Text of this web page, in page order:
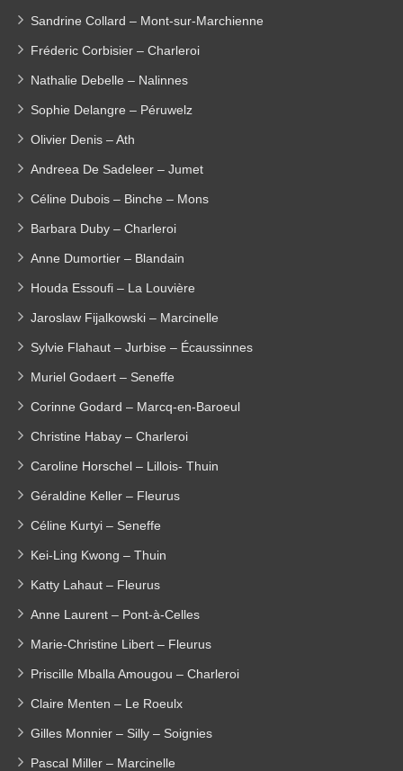
Sandrine Collard – Mont-sur-Marchienne
Fréderic Corbisier – Charleroi
Nathalie Debelle – Nalinnes
Sophie Delangre – Péruwelz
Olivier Denis – Ath
Andreea De Sadeleer – Jumet
Céline Dubois – Binche – Mons
Barbara Duby – Charleroi
Anne Dumortier – Blandain
Houda Essoufi – La Louvière
Jaroslaw Fijalkowski – Marcinelle
Sylvie Flahaut – Jurbise – Écaussinnes
Muriel Godaert – Seneffe
Corinne Godard – Marcq-en-Baroeul
Christine Habay – Charleroi
Caroline Horschel – Lillois- Thuin
Géraldine Keller – Fleurus
Céline Kurtyi – Seneffe
Kei-Ling Kwong – Thuin
Katty Lahaut – Fleurus
Anne Laurent – Pont-à-Celles
Marie-Christine Libert – Fleurus
Priscille Mballa Amougou – Charleroi
Claire Menten – Le Roeulx
Gilles Monnier – Silly – Soignies
Pascal Miller – Marcinelle